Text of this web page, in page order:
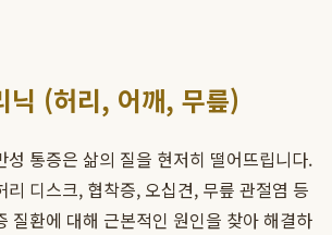
닉 (허리, 어깨, 무릎)
성 통증은 삶의 질을 현저히 떨어뜨립니다.
리 디스크, 협착증, 오십견, 무릎 관절염 등
질환에 대해 근본적인 원인을 찾아 해결하